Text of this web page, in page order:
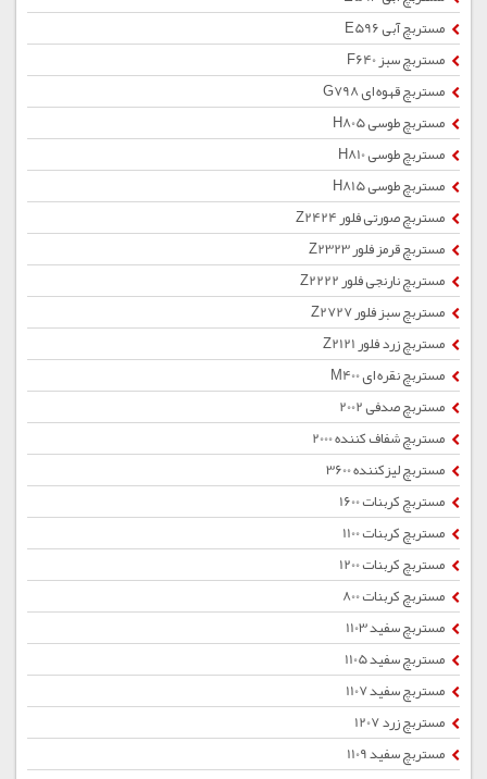
مستربچ آبی E596
مستربچ سبز F640
مستربچ قهوه ای G798
مستربچ طوسی H805
مستربچ طوسی H810
مستربچ طوسی H815
مستربچ صورتی فلور Z2424
مستربچ قرمز فلور Z2323
مستربچ نارنجی فلور Z2222
مستربچ سبز فلور Z2727
مستربچ زرد فلور Z2121
مستربچ نقره ای M400
مستربچ صدفی 2002
مستربچ شفاف کننده 2000
مستربچ لیزکننده 3600
مستربچ کربنات 1600
مستربچ کربنات 1100
مستربچ کربنات 1200
مستربچ کربنات 800
مستربچ سفید 1103
مستربچ سفید 1105
مستربچ سفید 1107
مستربچ زرد 1207
مستربچ سفید 1109